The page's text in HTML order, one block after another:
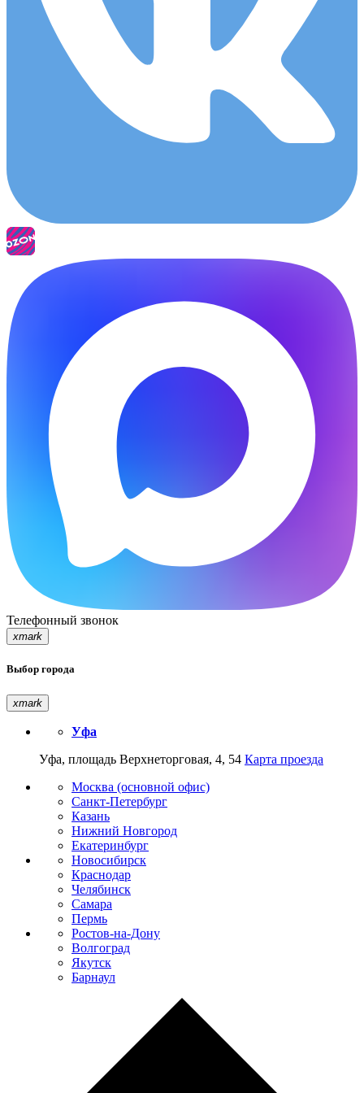
Телефонный звонок
xmark
Выбор города
xmark
Уфа
Уфа, площадь Верхнеторговая, 4, 54 Карта проезда
Москва (основной офис)
Санкт-Петербург
Казань
Нижний Новгород
Екатеринбург
Новосибирск
Краснодар
Челябинск
Самара
Пермь
Ростов-на-Дону
Волгоград
Якутск
Барнаул